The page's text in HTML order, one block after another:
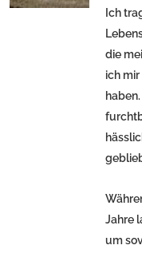
Ich
die
ich
Jahre
um